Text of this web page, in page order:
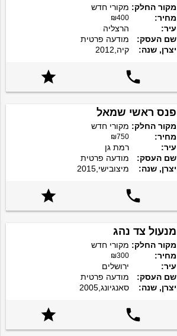
מקור החלק: מקורי חדש
מחיר:
₪400
עיר:
הרצליה
שם העסק:
מודעה פרטית
יצרן, שנה:
קיה,2012


פנס ראשי שמאל
מקור החלק: מקורי חדש
מחיר:
₪750
עיר:
רמת גן
שם העסק:
מודעה פרטית
יצרן, שנה:
מיצובישי,2015


מנעול צד נהג
מקור החלק: מקורי חדש
מחיר:
₪300
עיר:
ירושלים
שם העסק:
מודעה פרטית
יצרן, שנה:
סאנגיונג,2005

